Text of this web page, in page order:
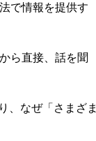
で情報を提供す
ら直接、話を聞
、なぜ「さまざま